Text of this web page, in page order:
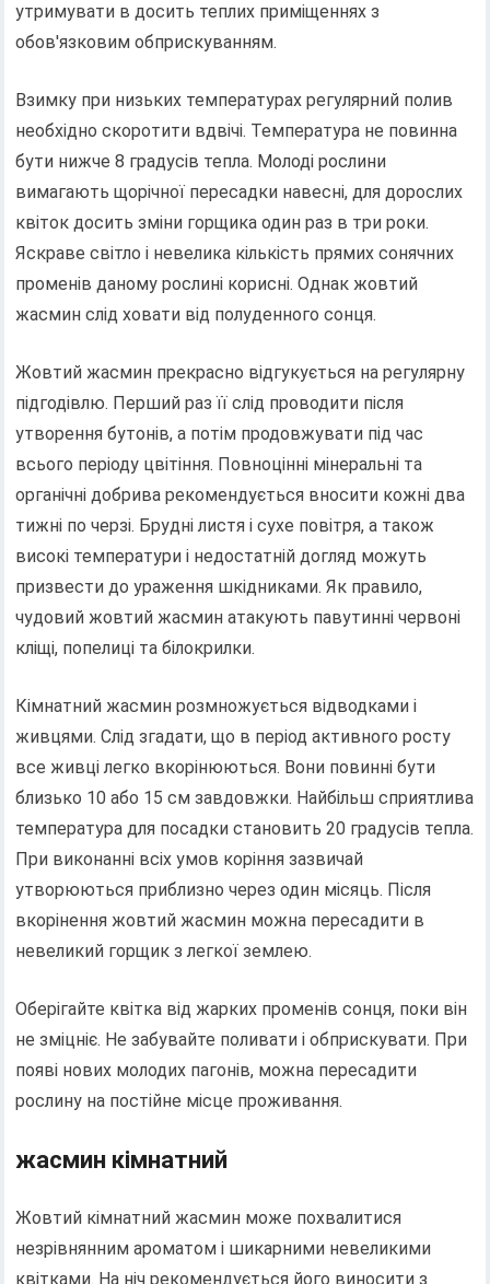
утримувати в досить теплих приміщеннях з
обов'язковим обприскуванням.
Взимку при низьких температурах регулярний полив
необхідно скоротити вдвічі. Температура не повинна
бути нижче 8 градусів тепла. Молоді рослини
вимагають щорічної пересадки навесні, для дорослих
квіток досить зміни горщика один раз в три роки.
Яскраве світло і невелика кількість прямих сонячних
променів даному рослині корисні. Однак жовтий
жасмин слід ховати від полуденного сонця.
Жовтий жасмин прекрасно відгукується на регулярну
підгодівлю. Перший раз її слід проводити після
утворення бутонів, а потім продовжувати під час
всього періоду цвітіння. Повноцінні мінеральні та
органічні добрива рекомендується вносити кожні два
тижні по черзі. Брудні листя і сухе повітря, а також
високі температури і недостатній догляд можуть
призвести до ураження шкідниками. Як правило,
чудовий жовтий жасмин атакують павутинні червоні
кліщі, попелиці та білокрилки.
Кімнатний жасмин розмножується відводками і
живцями. Слід згадати, що в період активного росту
все живці легко вкорінюються. Вони повинні бути
близько 10 або 15 см завдовжки. Найбільш сприятлива
температура для посадки становить 20 градусів тепла.
При виконанні всіх умов коріння зазвичай
утворюються приблизно через один місяць. Після
вкорінення жовтий жасмин можна пересадити в
невеликий горщик з легкої землею.
Оберігайте квітка від жарких променів сонця, поки він
не зміцніє. Не забувайте поливати і обприскувати. При
появі нових молодих пагонів, можна пересадити
рослину на постійне місце проживання.
жасмин кімнатний
Жовтий кімнатний жасмин може похвалитися
незрівнянним ароматом і шикарними невеликими
квітками. На ніч рекомендується його виносити з